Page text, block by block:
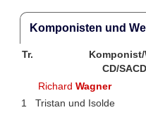
Komponisten und
Tr. Komponist/
CD/
RichardWagner
1
Tristan und Isolde